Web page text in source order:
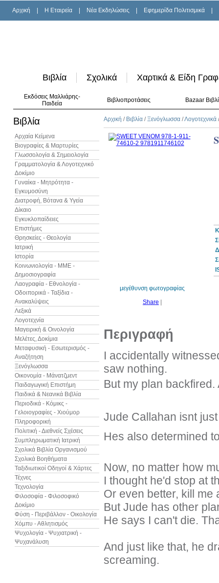
Αρχική H Εταιρεία Νέα Εκδηλώσεις Εφημερίδα Πολιτισμικά
Βιβλία Σχολικά Χαρτικά & Είδη
Εκδόσεις Μαλλιάρης-
Παιδεία
Βιβλιοπροτάσεις Bazaar
Βιβλία
Αρχαία Κείμενα
Βιογραφίες & Μαρτυρίες
Γλωσσολογία & Σημειολογία
Γραμματολογία & Λογοτεχνικό
Δοκίμιο
Γυναίκα - Μητρότητα -
Εγκυμοσύνη
Διατροφή, Βότανα & Υγεία
Δίκαιο
Εγκυκλοπαίδειες
Επιστήμες
Θρησκείες - Θεολογία
Ιατρική
Ιστορία
Κοινωνιολογία - ΜΜΕ -
Δημοσιογραφία
Λαογραφία - Εθνολογία -
Οδοιπορικά - Ταξίδια -
Ανακαλύψεις
Λεξικά
Λογοτεχνία
Μαγειρική & Οινολογία
Μελέτες, Δοκίμια
Μεταφυσική - Εσωτερισμός -
Αναζήτηση
Ξενόγλωσσα
Οικονομία - Μάνατζμεντ
Παιδαγωγική Επιστήμη
Παιδικά & Νεανικά Βιβλία
Περιοδικά - Κόμικς -
Γελοιογραφίες - Χιούμορ
Πληροφορική
Πολιτική - Διεθνείς Σχέσεις
Συμπληρωματική Ιατρική
Σχολικά Βιβλία Οργανισμού
Σχολικά Βοηθήματα
Ταξιδιωτικοί Οδηγοί & Χάρτες
Τέχνες
Τεχνολογία
Φιλοσοφία - Φιλοσοφικό
Δοκίμιο
Φύση - Περιβάλλον - Οικολογία
Χόμπυ - Αθλητισμός
Ψυχολογία - Ψυχιατρική -
Ψυχανάλυση
Αρχική / Βιβλία /Ξενόγλωσσα /Λογοτεχνικά
μεγέθυνση φωτογραφίας
Share
Περιγραφή
I accidentally
saw nothing.
But my plan backfired.
Jude Callahan isnt
Hes also determined
Now, no matter how
I thought he'd stop at
Or even better, kill me
But Jude has other
He says I can't die.
And just like that, he
screaming.